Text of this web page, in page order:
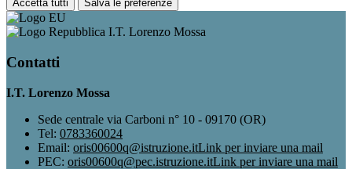
Accetta tutti Salva le preferenze
I.T. Lorenzo Mossa
Contatti
I.T. Lorenzo Mossa
Sede centrale via Carboni n° 10 - 09170 (OR)
Tel: 0783360024
Email: oris00600q@istruzione.itLink per inviare una mail
PEC: oris00600q@pec.istruzione.itLink per inviare una mail